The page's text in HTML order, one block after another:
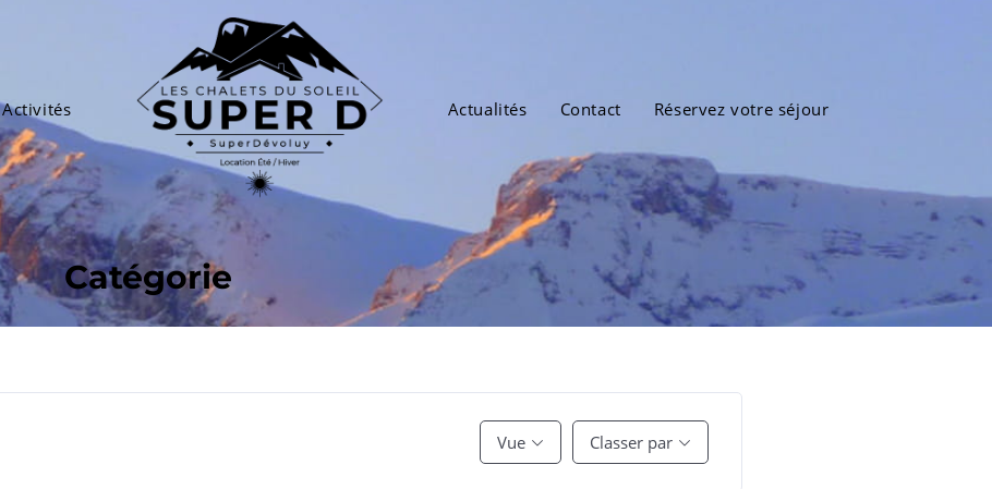
Activités Actualités Contact Réservez votre séjour
Catégorie
Vue Classer par